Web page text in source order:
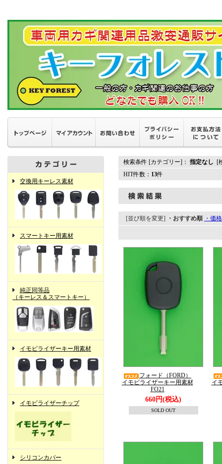
交換用キーレス素材
スマートキー用素材
純正同等品
（キーレス＆スマートキー）
イモビライザーキー用素材
イモビライザーチップ
シリコンカバー
検索条件 [カテゴリー]： 指定なし [
HIT件数： 13件
[並び順を変更] ・おすすめ順 ・価
フォード（FORD）
イモビライザーキー用素材
FO21
660円(税込)
SOLD OUT
イ